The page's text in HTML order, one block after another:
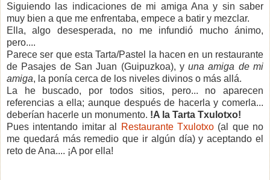
Siguiendo las indicaciones de mi amiga Ana y sin saber
muy bien a que me enfrentaba, empece a batir y mezclar.
Ella, algo desesperada, no me infundió mucho ánimo,
pero....
Parece ser que esta Tarta/Pastel la hacen en un restaurante
de Pasajes de San Juan (Guipuzkoa), yuna amiga de mi
amiga, la ponía cerca de los niveles divinos o más allá.
La he buscado, por todos sitios, pero... no aparecen
referencias a ella; aunque después de hacerla y comerla...
deberían hacerle un monumento. !A la Tarta Txulotxo!
Pues intentando imitar al
Restaurante Txulotxo(al que no
me quedará más remedio que ir algún día) y aceptando el
reto de Ana.... ¡A por ella!